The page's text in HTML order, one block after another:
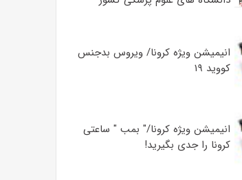
انیمیشن ویژه کرونا/ ویروس بدجنس
کووید ۱۹
انیمیشن ویژه کرونا/" بمب " ساعتی
کرونا را جدی بگیرید!